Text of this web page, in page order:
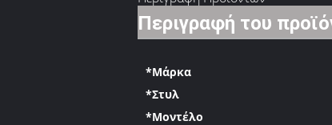
Περιγραφή του
*Μάρκα
*Στυλ
*Μοντέλο